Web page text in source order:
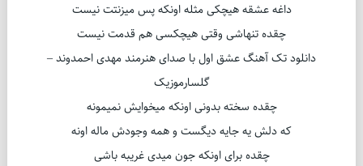
داغه عشقه هیچکی مثله اونکه پس میزنتت نیست
چقده تنهاشی وقتی هیچکسی هم قدمت نیست
دانلود تک آهنگ عشق اول با صدای هنرمند مهدی احمدوند –
گلسارموزیک
چقده سخته بدونی اونکه میخوایش نمیمونه
که دلش یه جایه دیگست و همه وجودش ماله اونه
چقده برای اونکه جون میدی غریبه باشی